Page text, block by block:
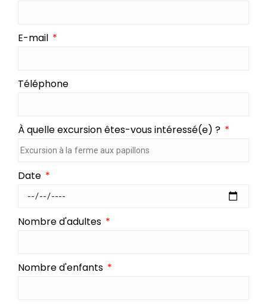
E-mail
Téléphone
À quelle excursion êtes-vous intéressé(e) ?
Date
Nombre d'adultes
Nombre d'enfants